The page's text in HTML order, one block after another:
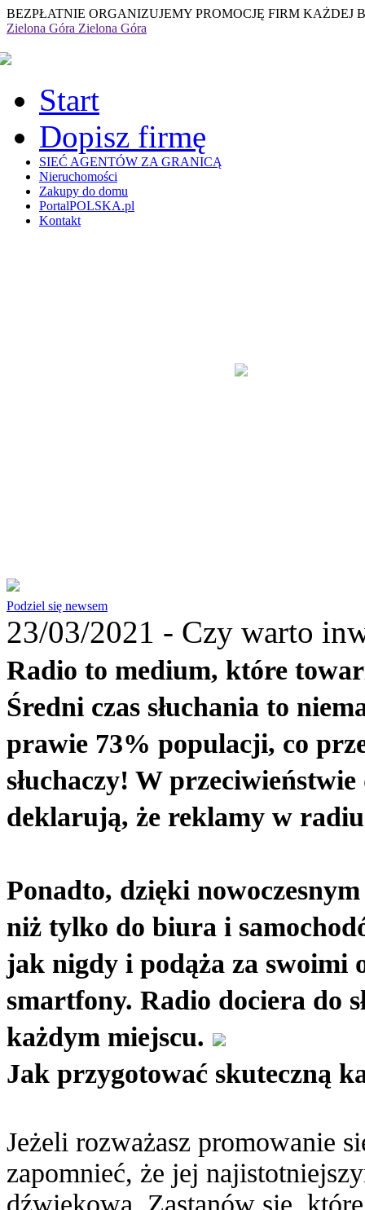
BEZPŁATNIE ORGANIZUJEMY PROMOCJĘ FIRM KAŻDEJ
Zielona Góra Zielona Góra
Start
Dopisz firmę
SIEĆ AGENTÓW ZA GRANICĄ
Nieruchomości
Zakupy do domu
PortalPOLSKA.pl
Kontakt
Podziel się newsem
23/03/2021 - Czy warto
Radio to medium, które
Średni czas słuchania to
prawie 73% populacji, co
słuchaczy! W
deklarują, że reklamy w
Ponadto, dzięki
niż tylko do biura i
jak nigdy i podąża za swoimi
smartfony. Radio dociera do
każdym miejscu.
Jak przygotować skuteczną
Jeżeli rozważasz promowanie
zapomnieć, że jej
dźwiękowa. Zastanów się,